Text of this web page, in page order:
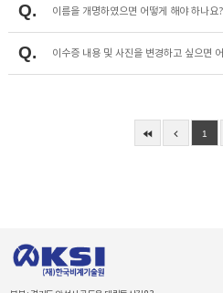
Q 이름을 개명하였으면 어떻게 해야 하나요?
Q 이수증 내용 및 사진을 변경하고 싶으면
1